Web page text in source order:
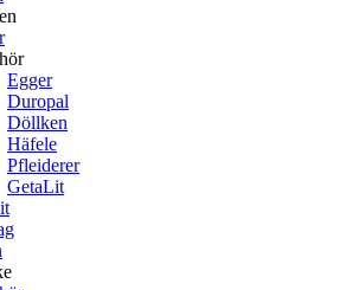
Egger
Duropal
Döllken
Häfele
Pfleiderer
GetaLit